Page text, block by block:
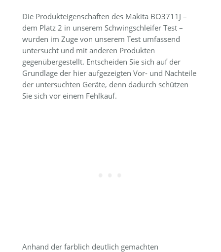
Die Produkteigenschaften des Makita BO3711J –
dem Platz 2 in unserem Schwingschleifer Test –
wurden im Zuge von unserem Test umfassend
untersucht und mit anderen Produkten
gegenübergestellt. Entscheiden Sie sich auf der
Grundlage der hier aufgezeigten Vor- und Nachteile
der untersuchten Geräte, denn dadurch schützen
Sie sich vor einem Fehlkauf.
Anhand der farblich deutlich gemachten